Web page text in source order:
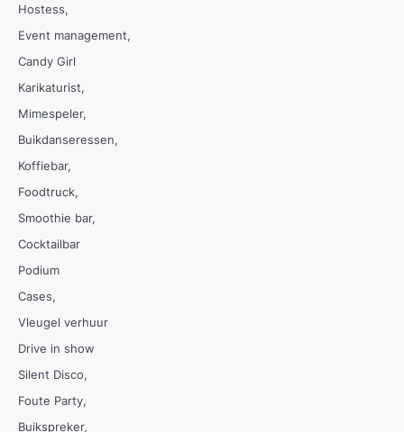
Hostess
Event management
Candy Girl
Karikaturist
Mimespeler
Buikdanseressen
Koffiebar
Foodtruck
Smoothie bar
Cocktailbar
Podium
Cases
Vleugel verhuur
Drive in show
Silent Disco
Foute Party
Buikspreker